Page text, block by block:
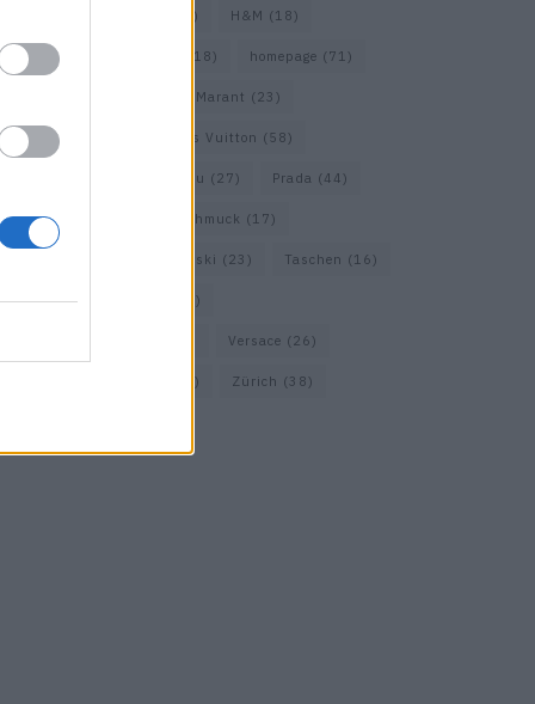
(17) H&M (18)
Hermes (18) homepage (71)
Isabel Marant (23)
Jimmy Choo Louis Vuitton (58)
Miu Miu (27) Prada (44)
Saint Laurent Schmuck (17)
Swarovski (23) Taschen (16)
Travel(23) (33)
Versace (26)
(18) Zürich (38)